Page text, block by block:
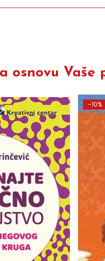
osnovu Vaše
-10%